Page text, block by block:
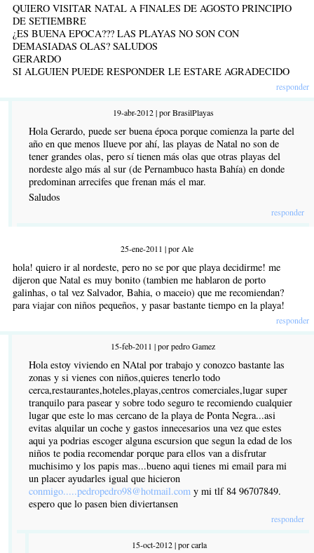
QUIERO VISITAR NATAL A FINALES DE AGOSTO PRINCIPIO
DE SETIEMBRE
¿ES BUENA EPOCA??? LAS PLAYAS NO SON CON
DEMASIADAS OLAS? SALUDOS
GERARDO
SI ALGUIEN PUEDE RESPONDER LE ESTARE AGRADECIDO
responder
19-abr-2012 | por BrasilPlayas
Hola Gerardo, puede ser buena época porque comienza la parte del
año en que menos llueve por ahí, las playas de Natal no son de
tener grandes olas, pero sí tienen más olas que otras playas del
nordeste algo más al sur (de Pernambuco hasta Bahía) en donde
predominan arrecifes que frenan más el mar.
Saludos
responder
25-ene-2011 | por Ale
hola! quiero ir al nordeste, pero no se por que playa decidirme! me
dijeron que Natal es muy bonito (tambien me hablaron de porto
galinhas, o tal vez Salvador, Bahia, o maceio) que me recomiendan?
para viajar con niños pequeños, y pasar bastante tiempo en la playa!
responder
15-feb-2011 | por pedro Gamez
Hola estoy viviendo en NAtal por trabajo y conozco bastante las
zonas y si vienes con niños,quieres tenerlo todo
cerca,restaurantes,hoteles,playas,centros comerciales,lugar super
tranquilo para pasear y sobre todo seguro te recomiendo cualquier
lugar que este lo mas cercano de la playa de Ponta Negra...asi
evitas alquilar un coche y gastos innecesarios una vez que estes
aqui ya podrias escoger alguna escursion que segun la edad de los
niños te podia recomendar porque para ellos van a disfrutar
muchisimo y los papis mas...bueno aqui tienes mi email para mi
un placer ayudarles igual que hicieron
conmigo.....pedropedro98@hotmail.com y mi tlf 84 96707849.
espero que lo pasen bien diviertansen
responder
15-oct-2012 | por carla